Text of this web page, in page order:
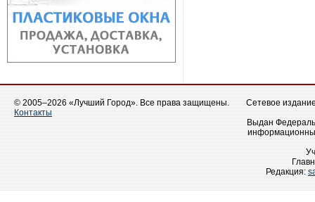
© 2005–2026 «Лучший Город». Все права защищены.
Контакты
Сетевое
Выдан
Редакция: